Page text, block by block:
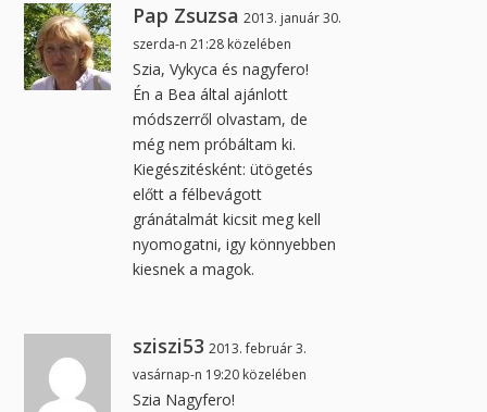
Pap Zsuzsa 2013. január 30.
szerda-n 21:28 közelében
Szia, Vykyca és nagyfero!
Én a Bea által ajánlott
módszerről olvastam, de
még nem próbáltam ki.
Kiegészitésként: ütögetés
előtt a félbevágott
gránátalmát kicsit meg kell
nyomogatni, igy könnyebben
kiesnek a magok.
sziszi53 2013. február 3.
vasárnap-n 19:20 közelében
Szia Nagyfero!